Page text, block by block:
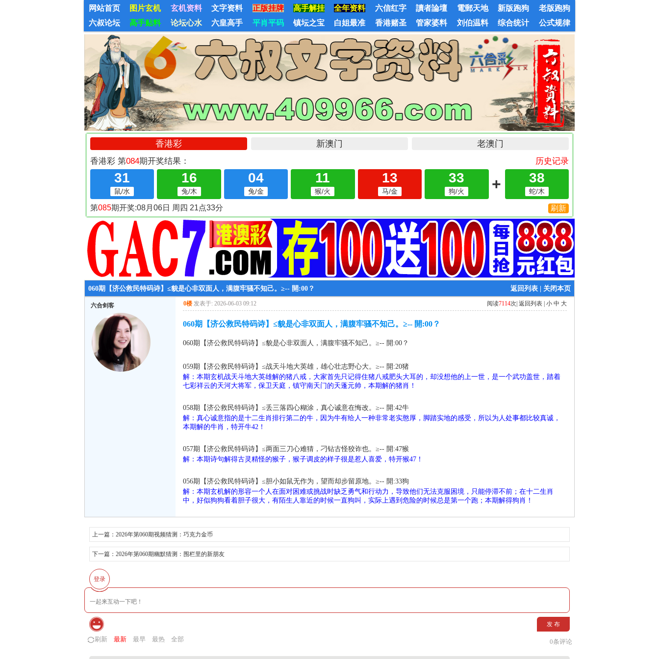
网站首页 图片玄机 玄机资料 文字资料 正版挂牌 高手解挂 全年资料 六信红字 讀者論壇 電郵天地 新版跑狗
老版跑狗
六叔论坛
高手贴料 论坛心水 六皇高手 平肖平码 镇坛之宝 白姐最准 香港赌圣 管家婆料 刘伯温料 综合统计 公式规律
060期【济公救民特码诗】≤貌是心非双面人，满腹牢骚不知己。≥-- 開:00？ 返回列表 | 关闭本页
六合剑客 0楼 发表于: 2026-06-03 09:12 阅读7114次| 返回列表 | 小 中 大
060期【济公救民特码诗】≤貌是心非双面人，满腹牢骚不知己。≥-- 開:00？
060期【济公救民特码诗】≤貌是心非双面人，满腹牢骚不知己。≥-- 開:00？
059期【济公救民特码诗】≤战天斗地大英雄，雄心壮志野心大。≥-- 開:20猪
解：本期玄机战天斗地大英雄解的猪八戒，大家首先只记得住猪八戒肥头大耳的，却没想他的上一世，是一个武功盖世，踏着
七彩祥云的天河大将军，保卫天庭，镇守南天门的天蓬元帅，本期解的猪肖！
058期【济公救民特码诗】≤丢三落四心糊涂，真心诚意在悔改。≥-- 開:42牛
解：真心诚意指的是十二生肖排行第二的牛，因为牛有给人一种非常老实憨厚，脚踏实地的感受，所以为人处事都比较真诚，
本期解的牛肖，特开牛42！
057期【济公救民特码诗】≤两面三刀心难猜，刁钻古怪狡诈也。≥-- 開:47猴
解：本期诗句解得古灵精怪的猴子，猴子调皮的样子很是惹人喜爱，特开猴47！
056期【济公救民特码诗】≤胆小如鼠无作为，望而却步留原地。≥-- 開:33狗
解：本期玄机解的形容一个人在面对困难或挑战时缺乏勇气和行动力，导致他们无法克服困境，只能停滞不前；在十二生肖
中，好似狗狗看着胆子很大，有陌生人靠近的时候一直狗叫，实际上遇到危险的时候总是第一个跑；本期解得狗肖！
上一篇： 2026年第060期视频猜测：巧克力金币
下一篇： 2026年第060期幽默猜测：围栏里的新朋友
登录
发 布
刷新 最新 最早 最热 全部 0条评论